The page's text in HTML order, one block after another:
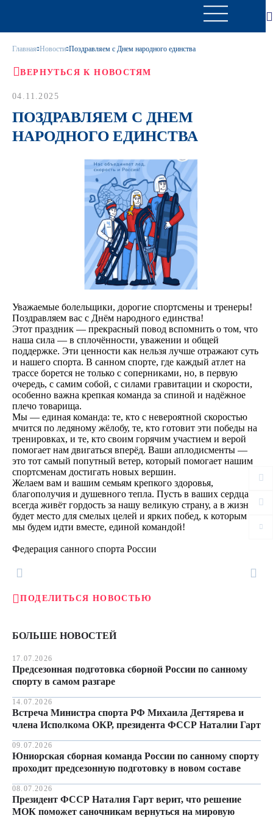
Главная Новости Поздравляем с Днем народного единства
ВЕРНУТЬСЯ К НОВОСТЯМ
04.11.2025
ПОЗДРАВЛЯЕМ С ДНЕМ
НАРОДНОГО ЕДИНСТВА
Уважаемые болельщики, дорогие спортсмены и тренеры!
Поздравляем вас с Днём народного единства!
Этот праздник — прекрасный повод вспомнить о том, что
наша сила — в сплочённости, уважении и общей
поддержке. Эти ценности как нельзя лучше отражают суть
и нашего спорта. В санном спорте, где каждый атлет на
трассе борется не только с соперниками, но, в первую
очередь, с самим собой, с силами гравитации и скорости,
особенно важна крепкая команда за спиной и надёжное
плечо товарища.
Мы — единая команда: те, кто с невероятной скоростью
мчится по ледяному жёлобу, те, кто готовит эти победы на
тренировках, и те, кто своим горячим участием и верой
помогает нам двигаться вперёд. Ваши аплодисменты —
это тот самый попутный ветер, который помогает нашим
спортсменам достигать новых вершин.
Желаем вам и вашим семьям крепкого здоровья,
благополучия и душевного тепла. Пусть в ваших сердцах
всегда живёт гордость за нашу великую страну, а в жизни
будет место для смелых целей и ярких побед, к которым
мы будем идти вместе, единой командой!
Федерация санного спорта России
ПОДЕЛИТЬСЯ НОВОСТЬЮ
БОЛЬШЕ НОВОСТЕЙ
17.07.2026
Предсезонная подготовка сборной России по санному
спорту в самом разгаре
14.07.2026
Встреча Министра спорта РФ Михаила Дегтярева и
члена Исполкома ОКР, президента ФССР Наталии Гарт
09.07.2026
Юниорская сборная команда России по санному спорту
проходит предсезонную подготовку в новом составе
08.07.2026
Президент ФССР Наталия Гарт верит, что решение
МОК поможет саночникам вернуться на мировую